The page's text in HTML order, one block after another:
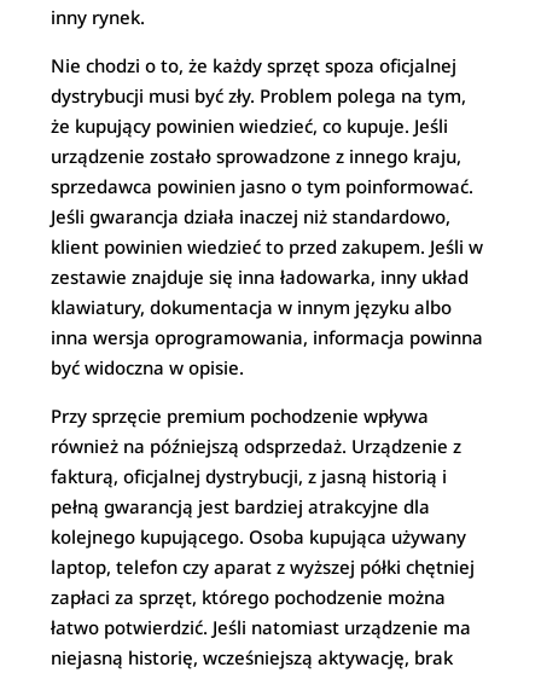
inny rynek.
Nie chodzi o to, że każdy sprzęt spoza oficjalnej
dystrybucji musi być zły. Problem polega na tym,
że kupujący powinien wiedzieć, co kupuje. Jeśli
urządzenie zostało sprowadzone z innego kraju,
sprzedawca powinien jasno o tym poinformować.
Jeśli gwarancja działa inaczej niż standardowo,
klient powinien wiedzieć to przed zakupem. Jeśli w
zestawie znajduje się inna ładowarka, inny układ
klawiatury, dokumentacja w innym języku albo
inna wersja oprogramowania, informacja powinna
być widoczna w opisie.
Przy sprzęcie premium pochodzenie wpływa
również na późniejszą odsprzedaż. Urządzenie z
fakturą, oficjalnej dystrybucji, z jasną historią i
pełną gwarancją jest bardziej atrakcyjne dla
kolejnego kupującego. Osoba kupująca używany
laptop, telefon czy aparat z wyższej półki chętniej
zapłaci za sprzęt, którego pochodzenie można
łatwo potwierdzić. Jeśli natomiast urządzenie ma
niejasną historię, wcześniejszą aktywację, brak